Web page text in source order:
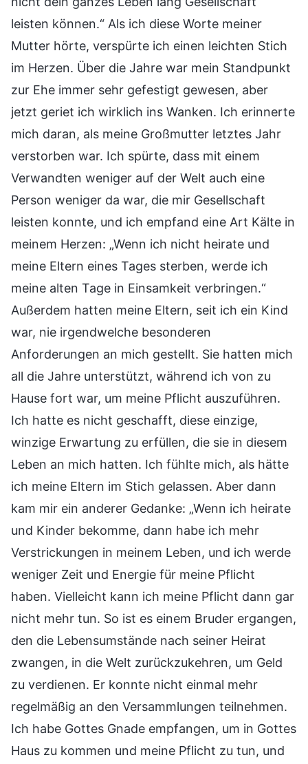
leisten können.“ Als ich diese Worte meiner
Mutter hörte, verspürte ich einen leichten Stich
im Herzen. Über die Jahre war mein Standpunkt
zur Ehe immer sehr gefestigt gewesen, aber
jetzt geriet ich wirklich ins Wanken. Ich erinnerte
mich daran, als meine Großmutter letztes Jahr
verstorben war. Ich spürte, dass mit einem
Verwandten weniger auf der Welt auch eine
Person weniger da war, die mir Gesellschaft
leisten konnte, und ich empfand eine Art Kälte in
meinem Herzen: „Wenn ich nicht heirate und
meine Eltern eines Tages sterben, werde ich
meine alten Tage in Einsamkeit verbringen.“
Außerdem hatten meine Eltern, seit ich ein Kind
war, nie irgendwelche besonderen
Anforderungen an mich gestellt. Sie hatten mich
all die Jahre unterstützt, während ich von zu
Hause fort war, um meine Pflicht auszuführen.
Ich hatte es nicht geschafft, diese einzige,
winzige Erwartung zu erfüllen, die sie in diesem
Leben an mich hatten. Ich fühlte mich, als hätte
ich meine Eltern im Stich gelassen. Aber dann
kam mir ein anderer Gedanke: „Wenn ich heirate
und Kinder bekomme, dann habe ich mehr
Verstrickungen in meinem Leben, und ich werde
weniger Zeit und Energie für meine Pflicht
haben. Vielleicht kann ich meine Pflicht dann gar
nicht mehr tun. So ist es einem Bruder ergangen,
den die Lebensumstände nach seiner Heirat
zwangen, in die Welt zurückzukehren, um Geld
zu verdienen. Er konnte nicht einmal mehr
regelmäßig an den Versammlungen teilnehmen.
Ich habe Gottes Gnade empfangen, um in Gottes
Haus zu kommen und meine Pflicht zu tun, und